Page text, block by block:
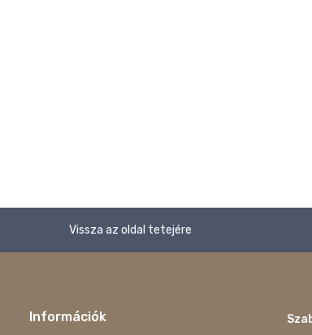
Vissza az oldal tetejére
Információk